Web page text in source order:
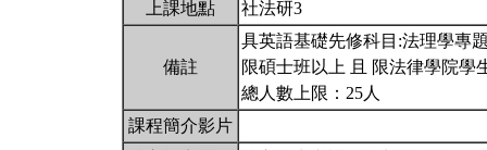
上課地點
社法研3
備註
具英語基礎先修科目:法理學專
限碩士班以上 且 限法律學院學
總人數上限：25人
課程簡介影片